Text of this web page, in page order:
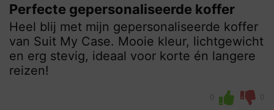
Perfecte gepersonaliseerde koffer
Heel blij met mijn gepersonaliseerde koffer
van Suit My Case. Mooie kleur, lichtgewicht
en erg stevig, ideaal voor korte én langere
reizen!
0 0